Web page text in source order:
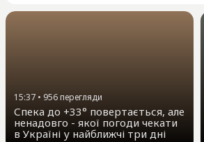
15:37 • 956перегляди
Спека до +33° повертається, але
ненадовго - якої погоди чекати
в Україні у найближчі три дні